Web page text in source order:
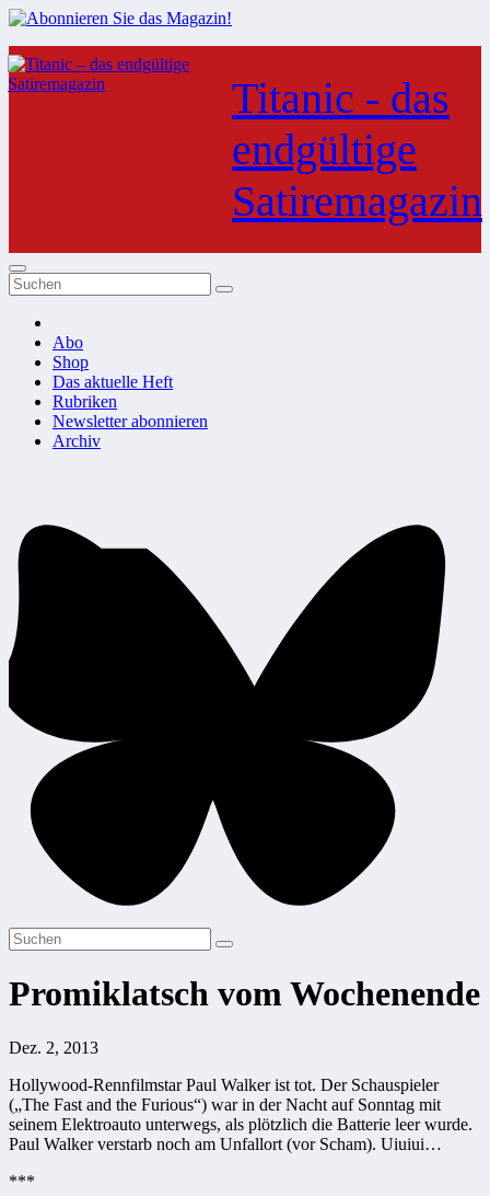
Zum
Inhalt
springen
Titanic - das
endgültige
Satiremagazin
Abo
Shop
Das aktuelle Heft
Rubriken
Newsletter abonnieren
Archiv
Promiklatsch vom Wochenende
Dez. 2, 2013
Hollywood-Rennfilmstar Paul Walker ist tot. Der Schauspieler
(„The Fast and the Furious“) war in der Nacht auf Sonntag mit
seinem Elektroauto unterwegs, als plötzlich die Batterie leer wurde.
Paul Walker verstarb noch am Unfallort (vor Scham). Uiuiui…
***